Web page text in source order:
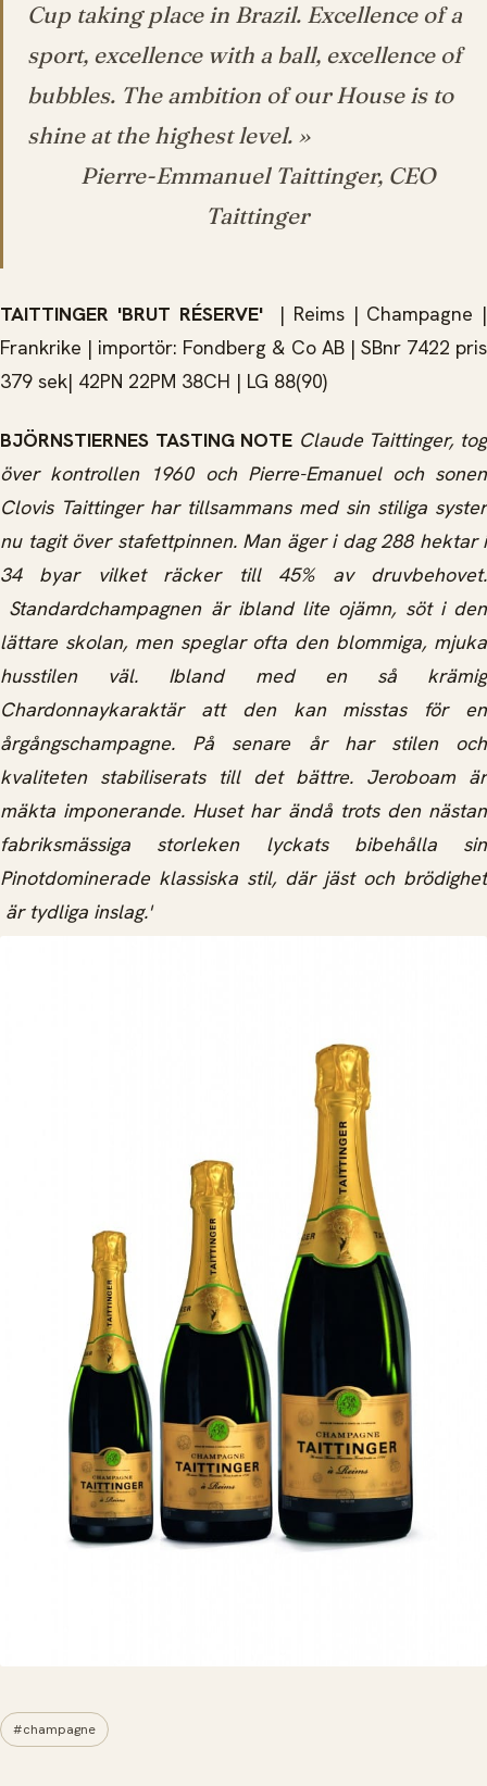
Cup taking place in Brazil. Excellence of a
sport, excellence with a ball, excellence of
bubbles. The ambition of our House is to
shine at the highest level. »
Pierre-Emmanuel Taittinger, CEO
Taittinger
TAITTINGER 'BRUT RÉSERVE'| Reims | Champagne |
Frankrike | importör: Fondberg & Co AB | SBnr 7422 pris
379 sek| 42PN 22PM 38CH | LG 88(90)
BJÖRNSTIERNES TASTING NOTE Claude Taittinger, tog
över kontrollen 1960 och Pierre-Emanuel och sonen
Clovis Taittinger har tillsammans med sin stiliga syster
nu tagit över stafettpinnen. Man äger i dag 288 hektar i
34 byar vilket räcker till 45% av druvbehovet.
Standardchampagnen är ibland lite ojämn, söt i den
lättare skolan, men speglar ofta den blommiga, mjuka
husstilen väl. Ibland med en så krämig
Chardonnaykaraktär att den kan misstas för en
årgångschampagne. På senare år har stilen och
kvaliteten stabiliserats till det bättre. Jeroboam är
mäkta imponerande. Huset har ändå trots den nästan
fabriksmässiga storleken lyckats bibehålla sin
Pinotdominerade klassiska stil, där jäst och brödighet
är tydliga inslag.'
#champagne